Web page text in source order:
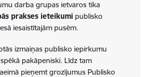
darba grupas ietvaros tika
prakses ieteikumi publisko
iesaistītajām pusēm.
izmaiņas publisko iepirkumu
pakāpeniski. Līdz tam
pieņemt grozījumus Publisko